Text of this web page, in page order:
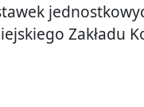
Zakładu